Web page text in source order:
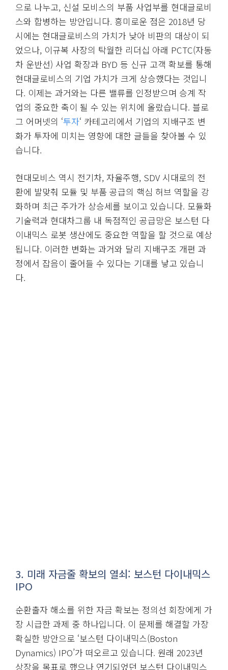
으로 나누고, 신설 모비스의 부품 사업부를 현대글로비
스와 합병하는 방안입니다. 흥미로운 점은 2018년 당
시에는 현대글로비스의 가치가 낮아 비판의 대상이 되
었으나, 이규복 사장의 탁월한 리더십 아래 PCTC(자동
차 운반선) 사업 확장과 BYD 등 신규 고객 확보를 통해
현대글로비스의 기업 가치가 크게 상승했다는 것입니
다. 이제는 과거와는 다른 밸류를 인정받으며 승계 작
업의 중요한 축이 될 수 있는 위치에 올랐습니다. 블로
그 어머넷의 ‘투자‘ 카테고리에서 기업의 지배구조 변
화가 투자에 미치는 영향에 대한 글들을 찾아볼 수 있
습니다.
현대모비스 역시 전기차, 자율주행, SDV 시대로의 전
환에 발맞춰 모듈 및 부품 공급의 핵심 허브 역할을 강
화하며 최근 주가가 상승세를 보이고 있습니다. 모듈화
기술력과 현대차그룹 내 독점적인 공급망은 보스턴 다
이내믹스 로봇 생산에도 중요한 역할을 할 것으로 예상
됩니다. 이러한 변화는 과거와 달리 지배구조 개편 과
정에서 잡음이 줄어들 수 있다는 기대를 낳고 있습니
다.
3. 미래 자금줄 확보의 열쇠: 보스턴 다이내믹스
IPO
순환출자 해소를 위한 자금 확보는 정의선 회장에게 가
장 시급한 과제 중 하나입니다. 이 문제를 해결할 가장
확실한 방안으로 ‘보스턴 다이내믹스(Boston
Dynamics) IPO’가 떠오르고 있습니다. 원래 2023년
상장을 목표로 했으나 연기되었던 보스턴 다이내믹스